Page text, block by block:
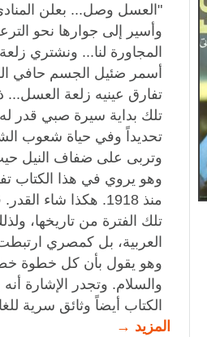
"العسل وصل... بعلن
وأسير إلى جوارها نحو
المجاورة لنا... ونشتري
أسمر ضئيل الجسم حافي
تفارق عينيه زلعة العسل...
تلك بداية سيرة صبي قدر
تحديداً وفي حياة شعوب
وتربى على ضفاف النيل
وهو يروي في هذا الكتاب
منذ 1918. هكذا
تلك الفترة من تاريخها،
العربية، بل كمصري ارتبطت
وهو يقول بأن كل خطوة
والسلام. وتجدر الإشارة
الكتاب أيضاً وثائق سرية
المزيد →